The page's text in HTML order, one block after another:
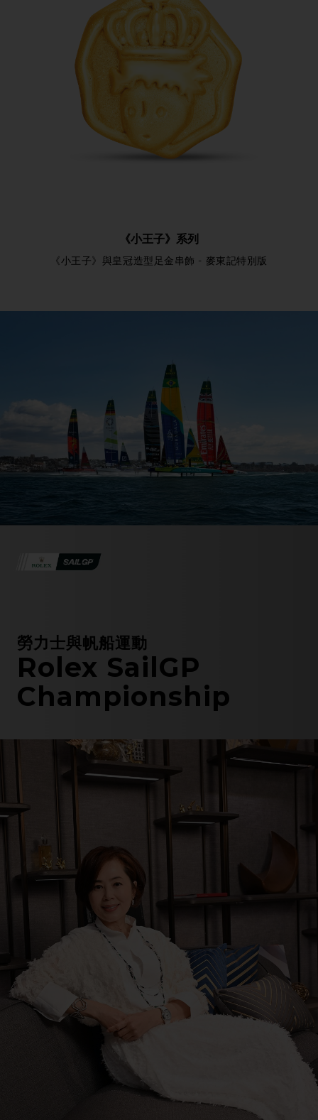
《小王子》系列
《小王子》與皇冠造型足金串飾 - 麥東記特別版
勞力士與帆船運動
Rolex SailGP
Championship